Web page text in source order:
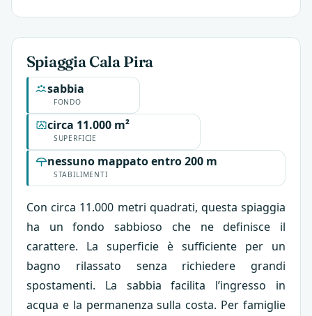
Spiaggia Cala Pira
FONDO
sabbia
SUPERFICIE
circa 11.000 m²
STABILIMENTI
nessuno mappato entro 200 m
Con circa 11.000 metri quadrati, questa spiaggia
ha un fondo sabbioso che ne definisce il
carattere. La superficie è sufficiente per un
bagno rilassato senza richiedere grandi
spostamenti. La sabbia facilita l’ingresso in
acqua e la permanenza sulla costa. Per famiglie